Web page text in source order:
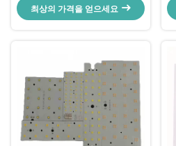
최상의 가격을 얻으세요